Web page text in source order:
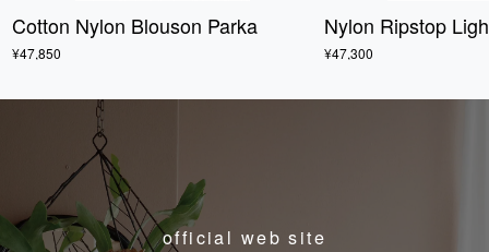
Cotton Nylon Blouson Parka
¥47,850
Nylon Ripstop
¥47,300
official web site